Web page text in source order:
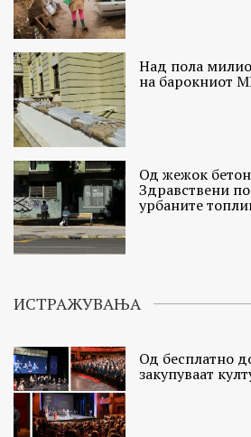
Над пола
на барокниот
Од жежок
Здравствени
урбаните
ИСТРАЖУВАЊА
Од бесплатно
закупуваат